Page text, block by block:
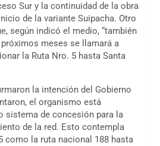
Sur y la continuidad de la obra
de la variante Suipacha. Otro
según indicó el medio, “también
meses se llamará a
la Ruta Nro. 5 hasta Santa
la intención del Gobierno
el organismo está
sistema de concesión para la
de la red. Esto contempla
como la ruta nacional 188 hasta